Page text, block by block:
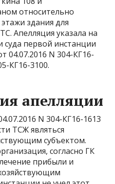
относительно
здания для
Апелляция указала на
суда первой инстанции
04.07.2016 N 304-КГ16-
КГ16-3100.
апелляции
N 304-КГ16-1613
ТСЖ являться
субъектом.
согласно ГК
прибыли и